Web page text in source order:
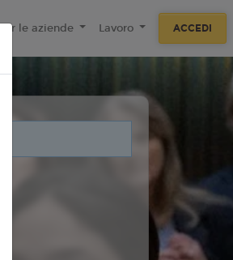
le aziende Lavoro ACCEDI